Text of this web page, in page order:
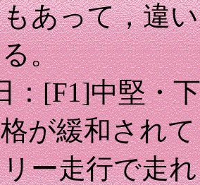
あって，違
。
：[F1]中堅・
が緩和され
ー走行で走